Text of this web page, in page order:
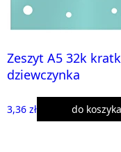
Zeszyt A5 32k
dziewczynka
3,36 zł do koszyka